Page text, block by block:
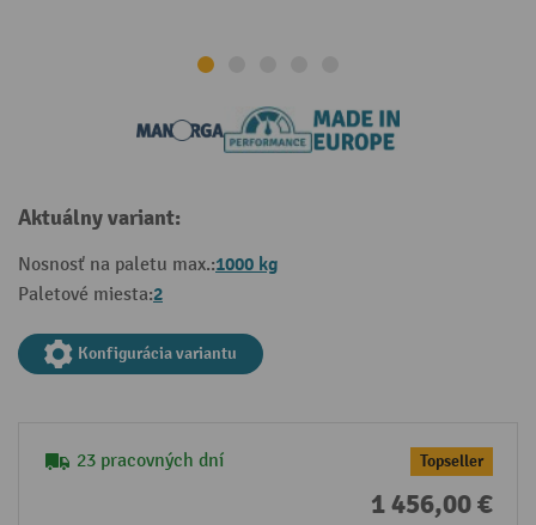
Aktuálny variant:
Nosnosť na paletu max.:1000 kg
Paletové miesta:2
Konfigurácia variantu
23 pracovných dní Topseller
1 456,00 €